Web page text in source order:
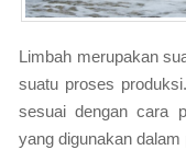
Limbah merupakan
suatu proses
sesuai dengan cara
yang digunakan